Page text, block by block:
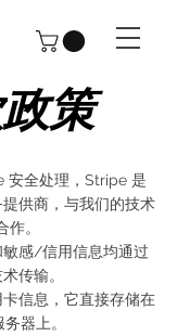
策
安全处理，Stripe 是
供商，与我们的技术
。
感/信用信息均通过
传输。
信息，它直接存储在
器上。